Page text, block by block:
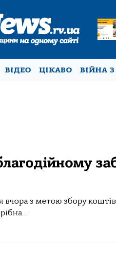
ВІДЕО ЦІКАВО ВІЙНА
вчора з метою збору